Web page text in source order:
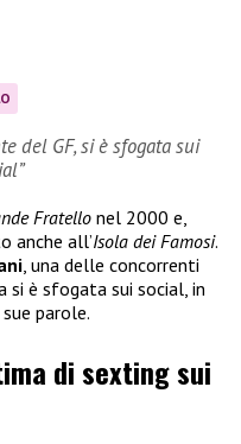
del GF, si è sfogata sui
Fratellonel 2000 e,
anche all’Isola dei Famosi.
, una delle concorrenti
si è sfogata sui social, in
parole.
di sexting sui